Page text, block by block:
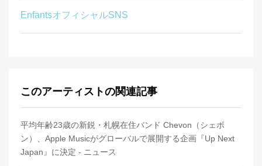
EnfantsオフィシャルSNS
このアーティストの関連記事
平均年齢23歳の新鋭・札幌在住バンド Chevon（シェボ
ン）、Apple Musicがグローバルで展開する企画『Up Next
Japan』に決定 - ニュース